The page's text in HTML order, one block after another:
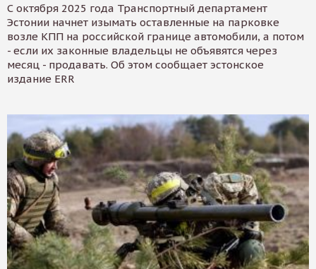
С октября 2025 года Транспортный департамент
Эстонии начнет изымать оставленные на парковке
возле КПП на российской границе автомобили, а потом
- если их законные владельцы не объявятся через
месяц - продавать. Об этом сообщает эстонское
издание ERR